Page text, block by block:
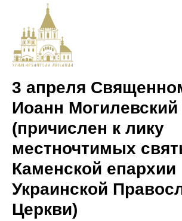
3 апреля
Иоанн Могилевский
(причислен к лику
местночтимых
Каменской епархии
Украинской
Церкви)